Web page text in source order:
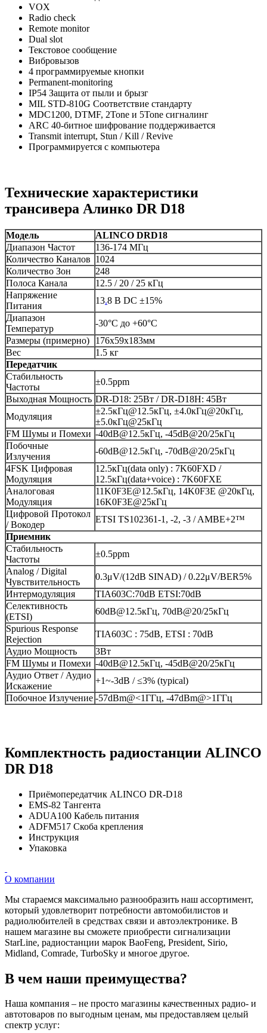
VOX
Radio check
Remote monitor
Dual slot
Текстовое сообщение
Вибровызов
4 программируемые кнопки
Permanent-monitoring
IP54 Защита от пыли и брызг
MIL STD-810G Соответствие стандарту
MDC1200, DTMF, 2Tone и 5Tone сигналинг
ARC 40-битное шифрование поддерживается
Transmit interrupt, Stun / Kill / Revive
Программируется с компьютера
Технические характеристики
трансивера Алинко DR D18
Модель
ALINCO DRD18
Диапазон Частот
136-174 МГц
Количество Каналов 1024
Количество Зон
248
Полоса Канала
12.5 / 20 / 25 кГц
Напряжение
Питания
13.8 В DC ±15%
Диапазон
Температур
-30°C до +60°C
Размеры (примерно)
176х59х183мм
Вес
1.5 кг
Передатчик
Стабильность
Частоты
±0.5ppm
Выходная Мощность DR-D18: 25Вт / DR-D18H: 45Вт
Модуляция
±2.5кГц@12.5кГц, ±4.0кГц@20кГц,
±5.0кГц@25кГц
FM Шумы и Помехи -40dB@12.5кГц, -45dB@20/25кГц
Побочные
Излучения
-60dB@12.5кГц, -70dB@20/25кГц
4FSK Цифровая
Модуляция
12.5кГц(data only) : 7K60FXD /
12.5кГц(data+voice) : 7K60FXE
Аналоговая
Модуляция
11K0F3E@12.5кГц, 14K0F3E @20кГц,
16K0F3E@25кГц
Цифровой Протокол
/ Вокодер
ETSI TS102361-1, -2, -3 / AMBE+2™
Приемник
Стабильность
Частоты
±0.5ppm
Analog / Digital
Чувствительность
0.3μV/(12dB SINAD) / 0.22μV/BER5%
Интермодуляция
TIA603C:70dB ETSI:70dB
Селективность
(ETSI)
60dB@12.5кГц, 70dB@20/25кГц
Spurious Response
Rejection
TIA603C : 75dB, ETSI : 70dB
Аудио Мощность
3Вт
FM Шумы и Помехи -40dB@12.5кГц, -45dB@20/25кГц
Аудио Ответ / Аудио
Искажение
+1~-3dB / ≤3% (typical)
Побочное Излучение -57dBm@<1ГГц, -47dBm@>1ГГц
Комплектность радиостанции ALINCO
DR D18
Приёмопередатчик ALINCO DR-D18
EMS-82 Тангента
ADUA100 Кабель питания
ADFM517 Скоба крепления
Инструкция
Упаковка
О компании
Мы стараемся максимально разнообразить наш ассортимент,
который удовлетворит потребности автомобилистов и
радиолюбителей в средствах связи и автоэлектронике. В
нашем магазине вы сможете приобрести сигнализации
StarLine, радиостанции марок BaoFeng, President, Sirio,
Midland, Comrade, TurboSky и многое другое.
В чем наши преимущества?
Наша компания – не просто магазины качественных радио- и
автотоваров по выгодным ценам, мы предоставляем целый
спектр услуг: